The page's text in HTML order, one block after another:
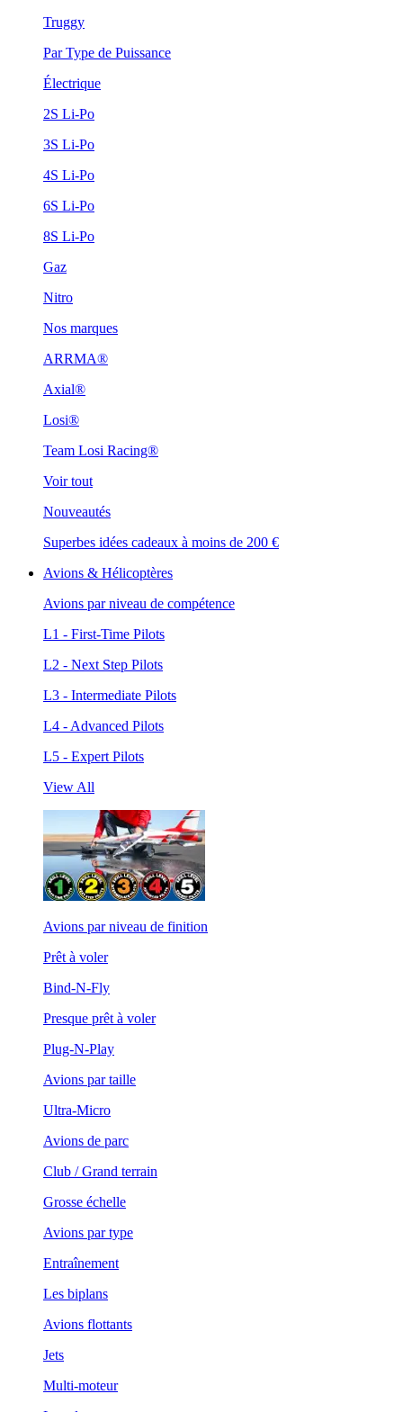
Truggy
Par Type de Puissance
Électrique
2S Li-Po
3S Li-Po
4S Li-Po
6S Li-Po
8S Li-Po
Gaz
Nitro
Nos marques
ARRMA®
Axial®
Losi®
Team Losi Racing®
Voir tout
Nouveautés
Superbes idées cadeaux à moins de 200 €
Avions & Hélicoptères
Avions par niveau de compétence
L1 - First-Time Pilots
L2 - Next Step Pilots
L3 - Intermediate Pilots
L4 - Advanced Pilots
L5 - Expert Pilots
View All
Avions par niveau de finition
Prêt à voler
Bind-N-Fly
Presque prêt à voler
Plug-N-Play
Avions par taille
Ultra-Micro
Avions de parc
Club / Grand terrain
Grosse échelle
Avions par type
Entraînement
Les biplans
Avions flottants
Jets
Multi-moteur